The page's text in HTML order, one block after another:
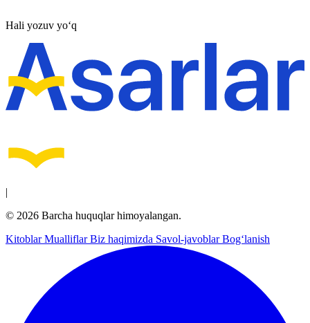
Hali yozuv yo‘q
|
© 2026 Barcha huquqlar himoyalangan.
KitoblarMualliflarBiz haqimizda Savol-javoblarBog‘lanish